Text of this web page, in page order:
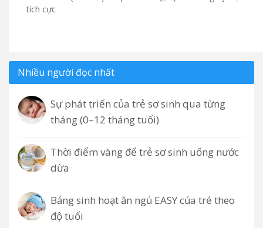
tích cực
Nhiều người đọc nhất
Sự phát triển của trẻ sơ sinh qua từng
tháng (0–12 tháng tuổi)
Thời điểm vàng để trẻ sơ sinh uống nước
dừa
Bảng sinh hoạt ăn ngủ EASY của trẻ theo
độ tuổi